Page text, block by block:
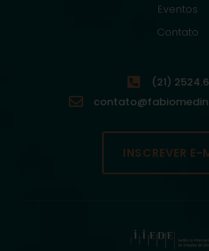
Eventos
Contato
(21)
INSCREVER E-